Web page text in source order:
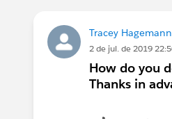
Tracey
2 de jul. de 2019
How do you
Thanks in